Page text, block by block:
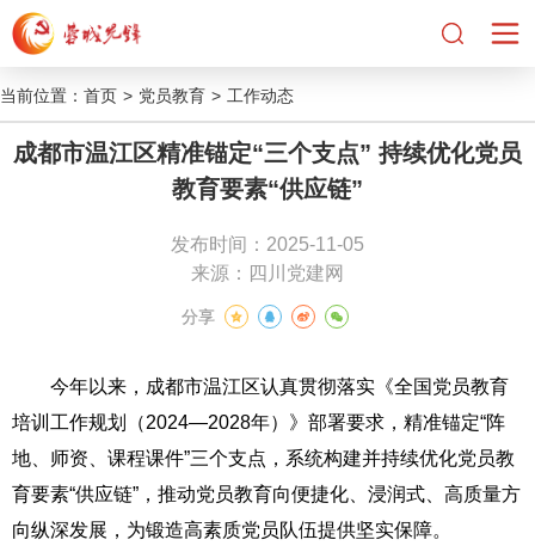
当前位置： 首页 > 党员教育 > 工作动态
成都市温江区精准锚定“三个支点” 持续优化党员
教育要素“供应链”
发布时间：2025-11-05
来源：四川党建网
分享
今年以来，成都市温江区认真贯彻落实《全国党员教育
培训工作规划（2024—2028年）》部署要求，精准锚定“阵
地、师资、课程课件”三个支点，系统构建并持续优化党员教
育要素“供应链”，推动党员教育向便捷化、浸润式、高质量方
向纵深发展，为锻造高素质党员队伍提供坚实保障。